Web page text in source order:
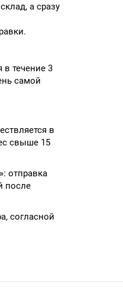
а сразу
в течение 3
самой
в
свыше 15
отправка
после
согласной